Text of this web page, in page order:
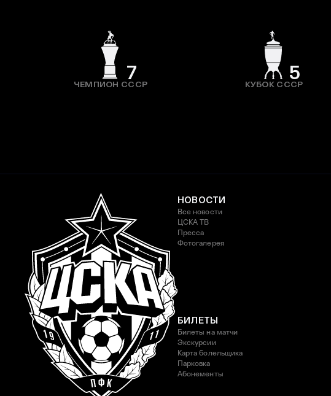
7
ЧЕМПИОН СССР
5
КУБОК СССР
НОВОСТИ
Все новости
ЦСКА ТВ
Пресса
Фотогалерея
БИЛЕТЫ
Билеты на матчи
Экскурсии
Карта болельщика
Парковка
Абонементы